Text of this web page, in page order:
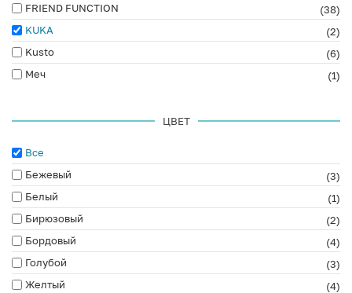
FRIEND FUNCTION
(38)
KUKA
(2)
Kusto
(6)
Меч
(1)
ЦВЕТ
Все
Бежевый
(3)
Белый
(1)
Бирюзовый
(2)
Бордовый
(4)
Голубой
(3)
Желтый
(4)